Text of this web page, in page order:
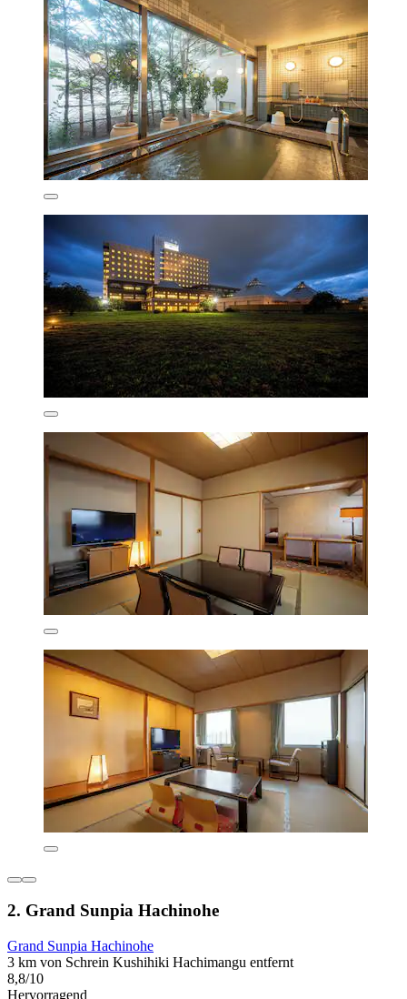
2. Grand Sunpia Hachinohe
Grand Sunpia Hachinohe
3 km von Schrein Kushihiki Hachimangu entfernt
8,8/10
Hervorragend